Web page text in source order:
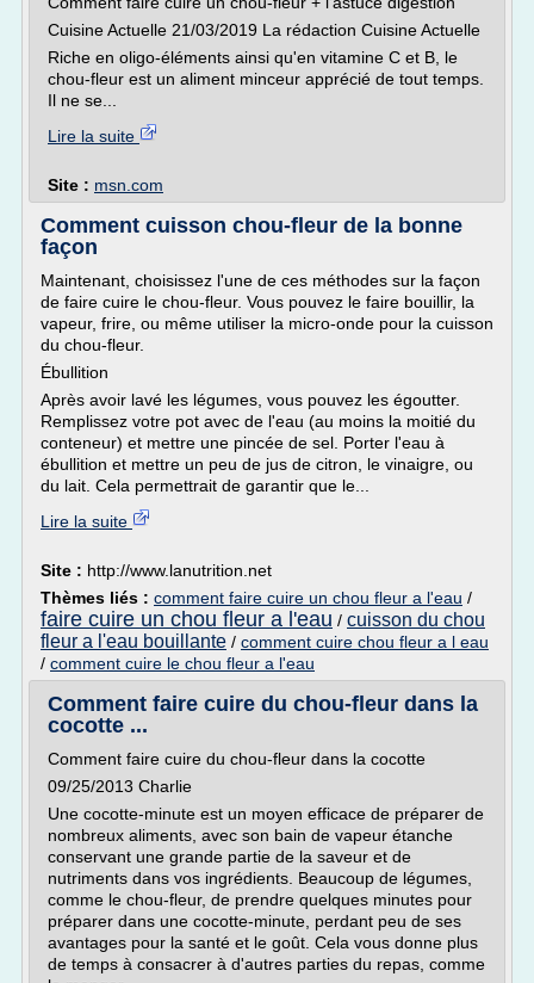
Cuisine Actuelle 21/03/2019 La rédaction Cuisine Actuelle
Riche en oligo-éléments ainsi qu'en vitamine C et B, le
chou-fleur est un aliment minceur apprécié de tout temps.
Il ne se...
Lire la suite
Site : msn.com
Comment cuisson chou-fleur de la bonne
façon
Maintenant, choisissez l'une de ces méthodes sur la façon
de faire cuire le chou-fleur. Vous pouvez le faire bouillir, la
vapeur, frire, ou même utiliser la micro-onde pour la cuisson
du chou-fleur.
Ébullition
Après avoir lavé les légumes, vous pouvez les égoutter.
Remplissez votre pot avec de l'eau (au moins la moitié du
conteneur) et mettre une pincée de sel. Porter l'eau à
ébullition et mettre un peu de jus de citron, le vinaigre, ou
du lait. Cela permettrait de garantir que le...
Lire la suite
Site : http://www.lanutrition.net
Thèmes liés : comment faire cuire un chou fleur a l'eau /
faire cuire un chou fleur a l'eau / cuisson du chou
fleur a l'eau bouillante / comment cuire chou fleur a l eau
/ comment cuire le chou fleur a l'eau
Comment faire cuire du chou-fleur dans la
cocotte ...
Comment faire cuire du chou-fleur dans la cocotte
09/25/2013 Charlie
Une cocotte-minute est un moyen efficace de préparer de
nombreux aliments, avec son bain de vapeur étanche
conservant une grande partie de la saveur et de
nutriments dans vos ingrédients. Beaucoup de légumes,
comme le chou-fleur, de prendre quelques minutes pour
préparer dans une cocotte-minute, perdant peu de ses
avantages pour la santé et le goût. Cela vous donne plus
de temps à consacrer à d'autres parties du repas, comme